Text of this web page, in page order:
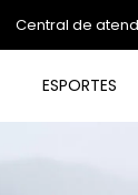
Central de
ESPORTES